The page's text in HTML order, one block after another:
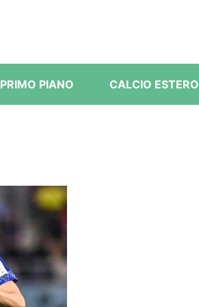
PRIMO PIANO CALCIO ESTERO